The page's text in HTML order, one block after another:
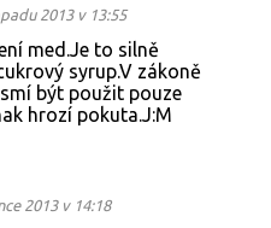
2013 v 13:55
med.Je to silně
syrup.V zákoně
být použit pouze
hrozí pokuta.J:M
2013 v 14:18